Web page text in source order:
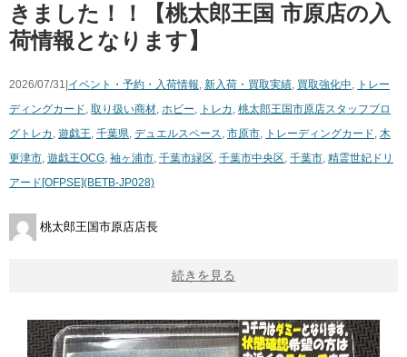
きました！！【桃太郎王国 市原店の入
荷情報となります】
2026/07/31| イベント・予約・入荷情報, 新入荷・買取実績, 買取強化中, トレー
ディングカード, 取り扱い商材, ホビー, トレカ , 桃太郎王国市原店スタッフブロ
グ トレカ , 遊戯王, 千葉県, デュエルスペース, 市原市, トレーディングカード, 木
更津市, 遊戯王OCG, 袖ヶ浦市, 千葉市緑区, 千葉市中央区, 千葉市, 精霊世妃ドリ
アード[OFPSE](BETB-JP028)
桃太郎王国市原店店長
続きを見る